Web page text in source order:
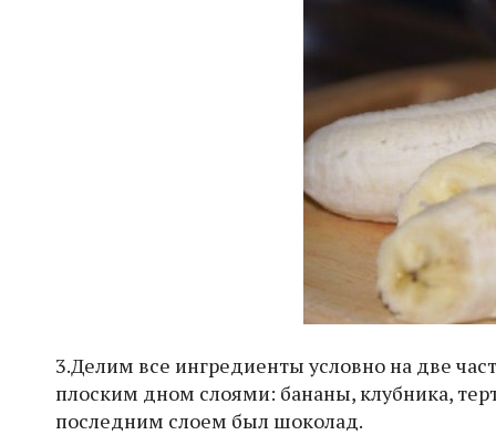
3.Делим все ингредиенты условно на две
плоским дном слоями: бананы, клубника,
последним слоем был шоколад.